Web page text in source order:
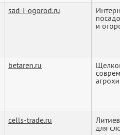
sad-i-ogorod.ru
и
betaren.ru
cells-trade.ru
для